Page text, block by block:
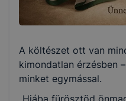
A költészet ott van
kimondatlan érzésben
minket egymással.
„Hiába fürösztöd